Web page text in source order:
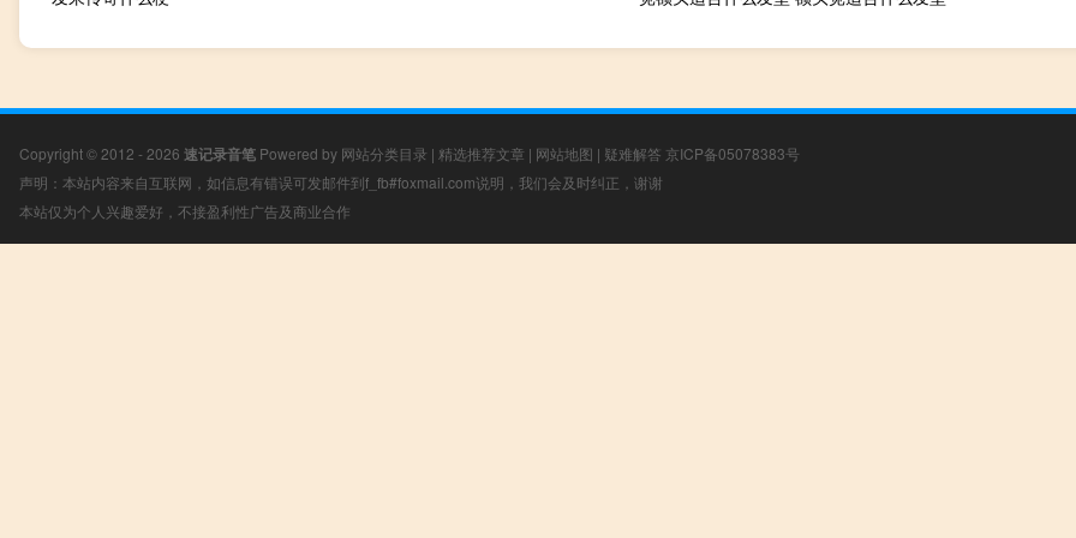
Copyright © 2012 - 2026 速记录音笔 Powered by 网站分类目录 | 精选推荐文章 | 网站地图 | 疑难解答 京ICP备05078383号
声明：本站内容来自互联网，如信息有错误可发邮件到f_fb#foxmail.com说明，我们会及时纠正，谢谢
本站仅为个人兴趣爱好，不接盈利性广告及商业合作